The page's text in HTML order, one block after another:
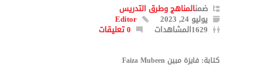
ضمنالمناهج وطرق التدريس
يوليو 24, 2023 Editor
1629المشاهدات 0 تعليقات
كتابة: فايزة مبين Faiza Mubeen